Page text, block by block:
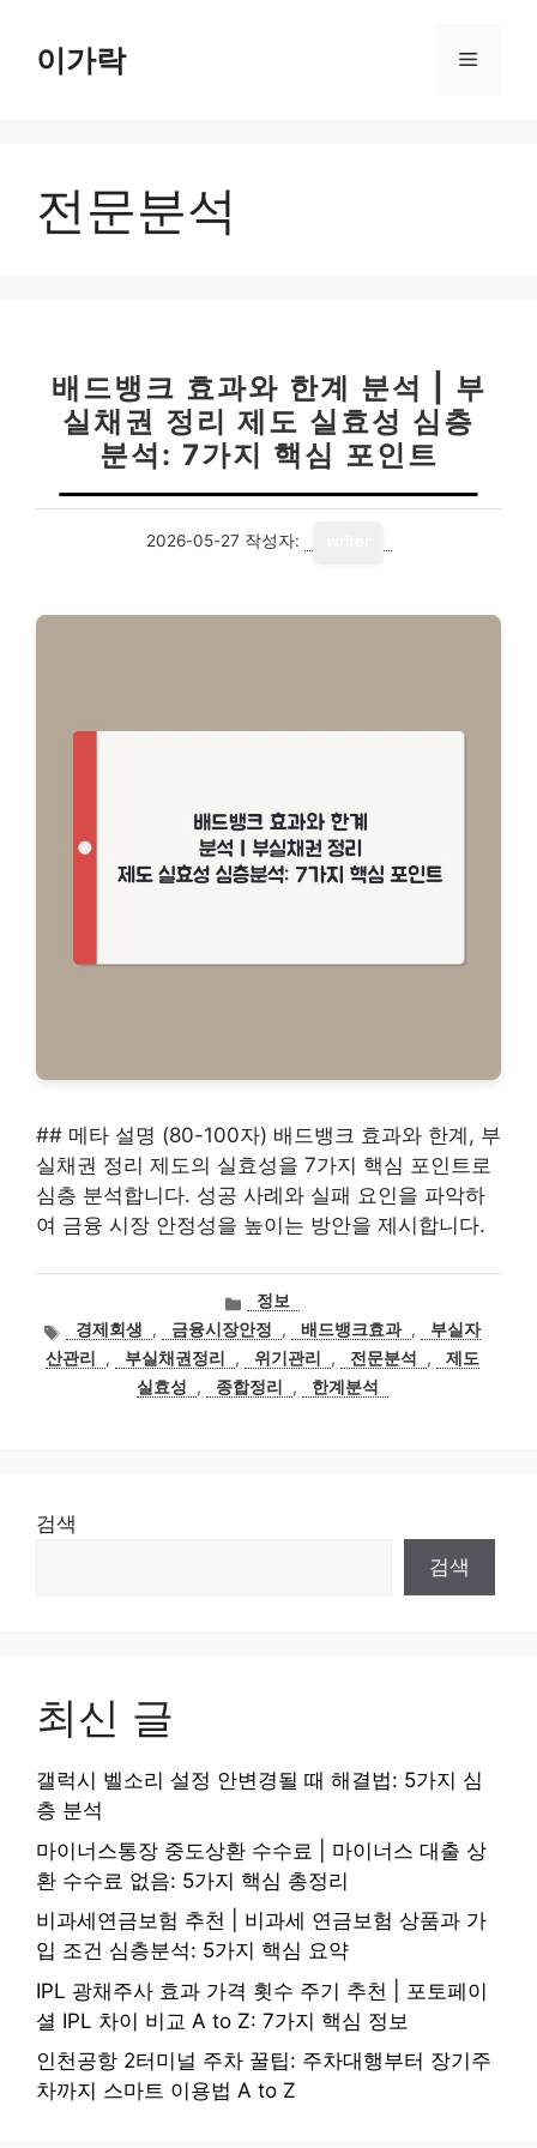
이가락 메
전문분석
배드뱅크 효과와 한계 분석 | 부
실채권 정리 제도 실효성 심층
분석: 7가지 핵심 포인트
2026-05-27 작성자:
## 메타 설명 (80-100자) 배드뱅크 효과와 한계, 부
실채권 정리 제도의 실효성을 7가지 핵심 포인트로
심층 분석합니다. 성공 사례와 실패 요인을 파악하
여 금융 시장 안정성을 높이는 방안을 제시합니다.
카
테
고
리
정보
태
그
경제회생 , 금융시장안정 , 배드뱅크효과 ,
부실자
산관리
, 부실채권정리 , 위기관리 , 전문분석 ,
제도
실효성
, 종합정리 , 한계분석
검색
검색
최신 글
갤럭시 벨소리 설정 안변경될 때 해결법: 5가지 심
층 분석
마이너스통장 중도상환 수수료 | 마이너스 대출 상
환 수수료 없음: 5가지 핵심 총정리
비과세연금보험 추천 | 비과세 연금보험 상품과 가
입 조건 심층분석: 5가지 핵심 요약
IPL 광채주사 효과 가격 횟수 주기 추천 | 포토페이
셜 IPL 차이 비교 A to Z: 7가지 핵심 정보
인천공항 2터미널 주차 꿀팁: 주차대행부터 장기주
차까지 스마트 이용법 A to Z